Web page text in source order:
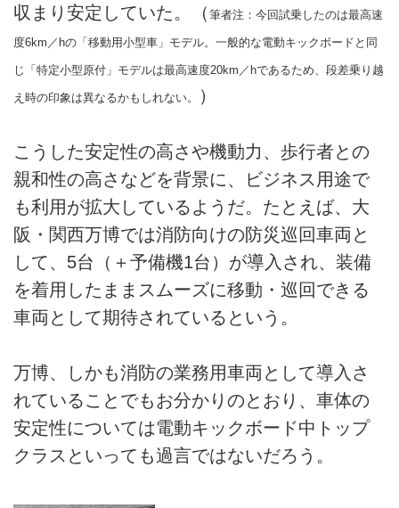
収まり安定していた。（ 筆者注：今回試乗したのは最高速
度6km／hの「移動用小型車」モデル。一般的な電動キックボードと同
じ「特定小型原付」モデルは最高速度20km／hであるため、段差乗り越
え時の印象は異なるかもしれない。 ）
こうした安定性の高さや機動力、歩行者との
親和性の高さなどを背景に、ビジネス用途で
も利用が拡大しているようだ。たとえば、大
阪・関西万博では消防向けの防災巡回車両と
して、5台（＋予備機1台）が導入され、装備
を着用したままスムーズに移動・巡回できる
車両として期待されているという。
万博、しかも消防の業務用車両として導入さ
れていることでもお分かりのとおり、車体の
安定性については電動キックボード中トップ
クラスといっても過言ではないだろう。